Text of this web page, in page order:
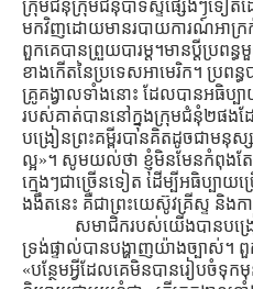
ក្រុមជំនុំក្រុមជំនុំបាទីស្ទផ្សេងៗទៀត
មកវិញដោយមានរបាយការណ៍អាក្រ
ពួកគេបានព្រួយបារម្ដ។មានប្ដីប្
ខាងកើតនៃប្រទេសអាមេរិក។ ប្រ
គ្រូគង្វាលទាំងនោះ ដែលបានអធិប្
របស់គាត់បាននៅក្នុងក្រុមជំនុំ២ផង
បង្រៀនព្រះគម្ពីរបានគិតដូចជាម
ល្អ»។ សូមយល់ថា ខ្ញុំមិនមែនកំពុងតែ
ក្មេងៗជាច្រើនទៀត ដើម្បីអធិប្បា
ងងឹតនេះ គឺជាព្រះយេស៊ូវគ្រីស្ទ និង
សមាជិករបស់យើងបានបង្រៀ
ទ្រង់ផ្ទាល់បានបង្ហាញយ៉ាងច្បាស់។
«បន្ថែមអ្វីដែលគេមិនបានរៀបចំទុ